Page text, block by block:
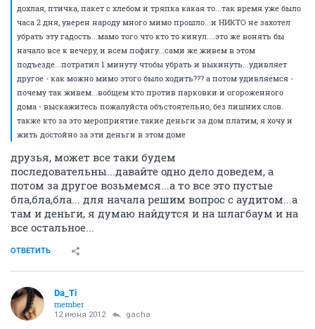
дохлая, птичка, пакет с хлебом и тряпка какая то...так время уже было
часа 2 дня, уверен народу много мимо прошло...и НИКТО не захотел
убрать эту гадость...мамо того что кто то кинул....это же вонять бы
начало все к вечеру, и всем пофигу...сами же живем в этом
подъезде...потратил 1 минуту чтобы убрать и выкинуть...удивляет
другое - как можно мимо этого было ходить??? а потом удивляемся -
почему так живем...вобщем кто против парковки и огороженного
дома - выскажитесь пожалуйста объстоятельно, без лишних слов.
также кто за это мероприятие.такие деньги за дом платим, я хочу и
жить достойно за эти деньги в этом доме
друзья, может все таки будем
последовательны...давайте одно дело доведем, а
потом за другое возьмемся...а то все это пустые
бла,бла,бла... для начала решим вопрос с аудитом...а
там и деньги, я думаю найдутся и на шлагбаум и на
все остальное...
ОТВЕТИТЬ
Da_Ti
member
12 июня 2012 gacha